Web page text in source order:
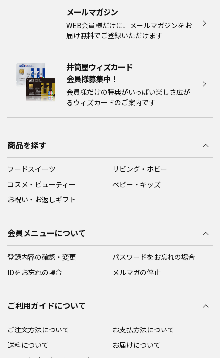
メールマガジン​
WEB会員様だけに、メールマガジンをお
届け無料でご登録いただけます
井筒屋ウィズカード
会員様募集中！​​
会員様だけの特典がいっぱい楽しさ広が
るウィズカードのご案内です
商品を探す
フードスイーツ
リビング・ホビー
コスメ・ビューティー
ベビー・キッズ
お祝い・お返しギフト
会員メニューについて
登録内容の確認・変更
パスワードをお忘れの場合
IDをお忘れの場合
メルマガの停止
ご利用ガイドについて
ご注文方法について
お支払方法について
送料について
お届けについて